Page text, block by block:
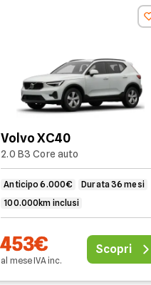
Volvo XC40
2.0 B3 Core auto
Anticipo 6.000€
Durata 36 mesi
100.000km inclusi
453€
al meseIVAinc.
Scopri